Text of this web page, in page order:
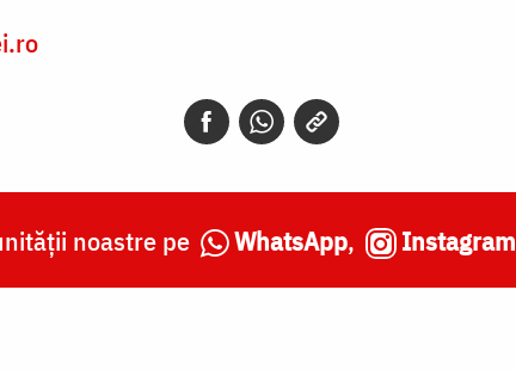
noastre pe WhatsApp, Instagram